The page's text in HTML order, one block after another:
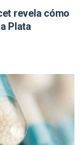
revela cómo
Plata